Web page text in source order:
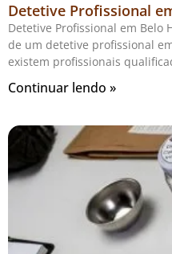
Detetive Profissional
Detetive Profissional em Belo
de um detetive profissional
existem profissionais
Continuar lendo »